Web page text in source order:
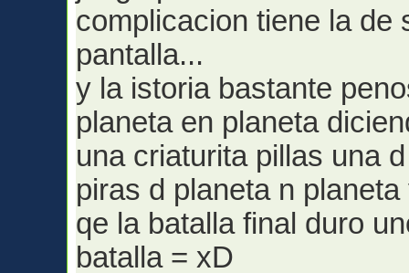
complicacion tiene la de
pantalla...
y la istoria bastante
planeta en planeta
una criaturita pillas una
piras d planeta n
qe la batalla final duro
batalla = xD